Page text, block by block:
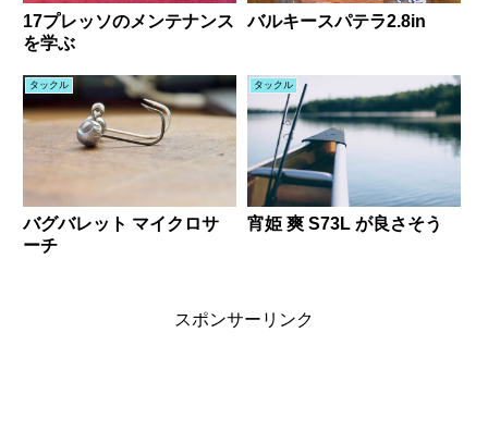
17プレッソのメンテナンス
を学ぶ
バルキースパテラ2.8in
タックル
バグバレット マイクロサ
ーチ
タックル
宵姫 爽 S73L が良さそう
スポンサーリンク